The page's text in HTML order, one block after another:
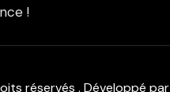
!
réservés . Développé par